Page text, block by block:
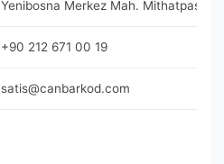
Yenibosna Merkez Mah. Mithatpaşa
+90 212 671 00 19
satis@canbarkod.com